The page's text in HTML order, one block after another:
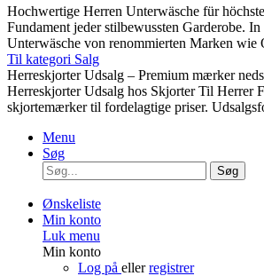
Hochwertige Herren Unterwäsche für
Fundament jeder stilbewussten Garderobe.
Unterwäsche von renommierten Marken wie
Til kategori Salg
Herreskjorter Udsalg – Premium mærker
Herreskjorter Udsalg hos Skjorter Til
skjortemærker til fordelagtige priser.
Menu
Søg
Søg
Ønskeliste
Min konto
Luk menu
Min konto
Log på ellerregistrer